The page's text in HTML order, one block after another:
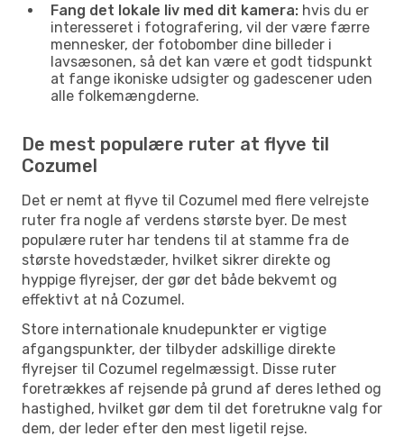
Fang det lokale liv med dit kamera: hvis du er
interesseret i fotografering, vil der være færre
mennesker, der fotobomber dine billeder i
lavsæsonen, så det kan være et godt tidspunkt
at fange ikoniske udsigter og gadescener uden
alle folkemængderne.
De mest populære ruter at flyve til
Cozumel
Det er nemt at flyve til Cozumel med flere velrejste
ruter fra nogle af verdens største byer. De mest
populære ruter har tendens til at stamme fra de
største hovedstæder, hvilket sikrer direkte og
hyppige flyrejser, der gør det både bekvemt og
effektivt at nå Cozumel.
Store internationale knudepunkter er vigtige
afgangspunkter, der tilbyder adskillige direkte
flyrejser til Cozumel regelmæssigt. Disse ruter
foretrækkes af rejsende på grund af deres lethed og
hastighed, hvilket gør dem til det foretrukne valg for
dem, der leder efter den mest ligetil rejse.